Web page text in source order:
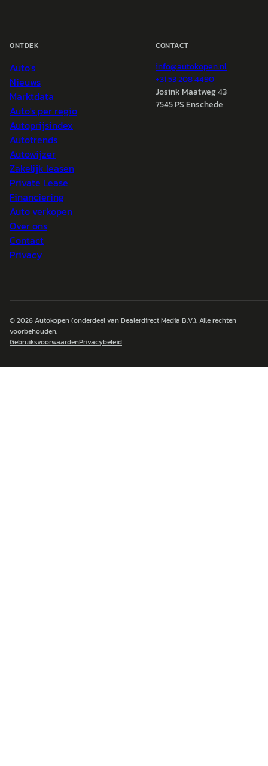
ONTDEK
Auto's
Nieuws
Marktdata
Auto's per regio
Autoprijsindex
Autotrends
Autowijzer
Zakelijk leasen
Private Lease
Financiering
Auto verkopen
Over ons
Contact
Privacy
CONTACT
info@autokopen.nl
+31 53 208 4490
Josink Maatweg 43
7545 PS Enschede
© 2026Autokopen(onderdeel van Dealerdirect Media B.V.). Alle rechten
voorbehouden.
GebruiksvoorwaardenPrivacybeleid